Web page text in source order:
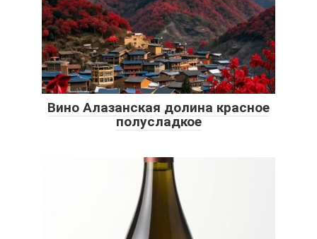
Вино Алазанская долина красное
полусладкое